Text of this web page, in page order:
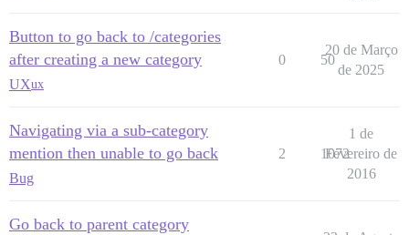
Button to go back to /categories
after creating a new category
UXux
0 50
20 de Março
de 2025
Navigating via a sub-category
mention then unable to go back
Bug
2 1072
1 de
Fevereiro de
2016
Go back to parent category